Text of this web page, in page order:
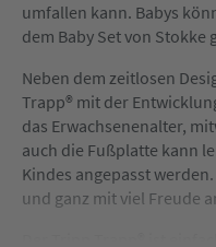
umfallen kann. Babys
dem Baby Set von Stokke
Neben dem zeitlosen
Trapp® mit der
das Erwachsenenalter,
auch die Fußplatte kann
Kindes angepasst
und ganz mit viel Freude